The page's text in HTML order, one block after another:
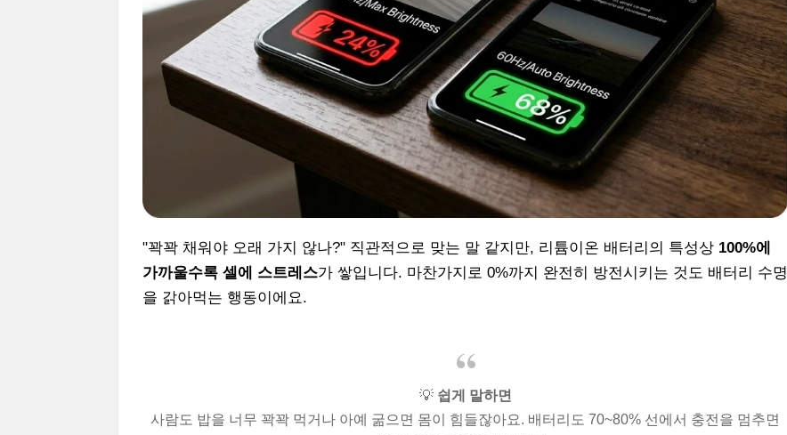
"꽉꽉 채워야 오래 가지 않나?" 직관적으로 맞는 말 같지만, 리튬이온 배터리의 특성상 100%에
가까울수록 셀에 스트레스가 쌓입니다. 마찬가지로 0%까지 완전히 방전시키는 것도 배터리 수명
을 갉아먹는 행동이에요.
💡 쉽게 말하면
사람도 밥을 너무 꽉꽉 먹거나 아예 굶으면 몸이 힘들잖아요. 배터리도 70~80% 선에서 충전을 멈추면